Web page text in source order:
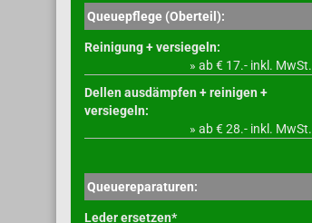
Queuepflege (Oberteil):
Reinigung + versiegeln:
» ab € 17.- inkl. MwSt.
Dellen ausdämpfen + reinigen +
versiegeln:
» ab € 28.- inkl. MwSt.
Queuereparaturen:
Leder ersetzen*